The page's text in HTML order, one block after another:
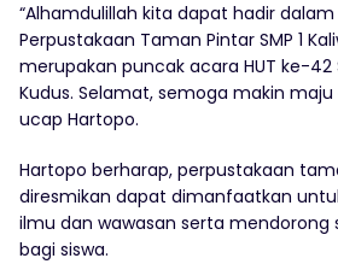
“Alhamdulillah kita dapat hadir
Perpustakaan Taman Pintar SMP 1
merupakan puncak acara HUT ke-42
Kudus. Selamat, semoga makin
ucap Hartopo.
Hartopo berharap, perpustakaan
diresmikan dapat dimanfaatkan
ilmu dan wawasan serta mendorong
bagi siswa.